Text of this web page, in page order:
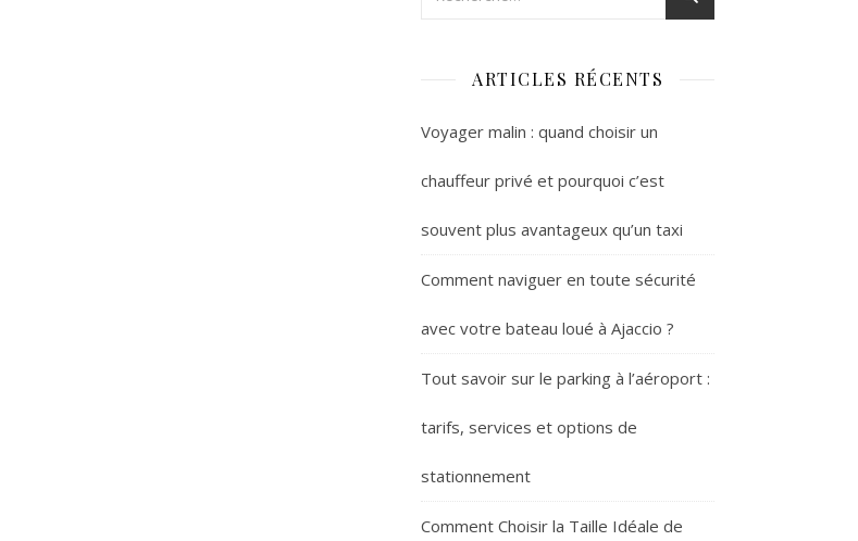
ARTICLES RÉCENTS
Voyager malin : quand choisir un
chauffeur privé et pourquoi c’est
souvent plus avantageux qu’un taxi
Comment naviguer en toute sécurité
avec votre bateau loué à Ajaccio ?
Tout savoir sur le parking à l’aéroport :
tarifs, services et options de
stationnement
Comment Choisir la Taille Idéale de